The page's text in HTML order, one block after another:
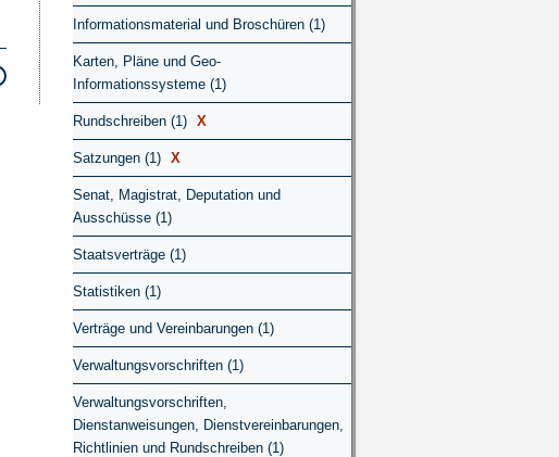
Informationsmaterial und Broschüren (1)
Karten, Pläne und Geo-
Informationssysteme (1)
Rundschreiben (1) X
Satzungen (1) X
Senat, Magistrat, Deputation und
Ausschüsse (1)
Staatsverträge (1)
Statistiken (1)
Verträge und Vereinbarungen (1)
Verwaltungsvorschriften (1)
Verwaltungsvorschriften,
Dienstanweisungen, Dienstvereinbarungen,
Richtlinien und Rundschreiben (1)